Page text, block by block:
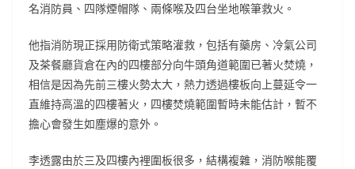
名消防員、四隊煙帽隊、兩條喉及四台坐地喉筆救火。
他指消防現正採用防衛式策略灌救，包括有藥房、冷氣公司
及茶餐廳貨倉在內的四樓部分向牛頭角道範圍已著火焚燒，
相信是因為先前三樓火勢太大，熱力透過樓板向上蔓延令一
直維持高溫的四樓著火，四樓焚燒範圍暫時未能估計，暫不
擔心會發生如塵爆的意外。
李透露由於三及四樓內裡圍板很多，結構複雜，消防喉能覆